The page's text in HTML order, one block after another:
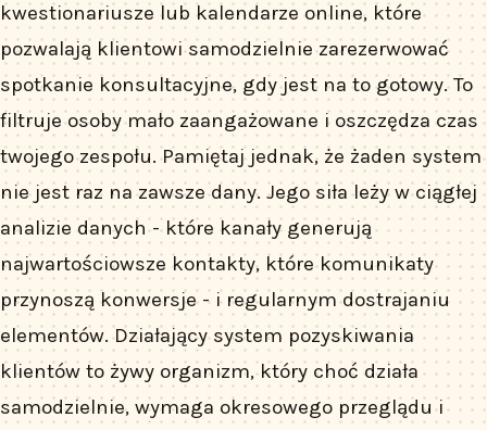
kwestionariusze lub kalendarze online, które
pozwalają klientowi samodzielnie zarezerwować
spotkanie konsultacyjne, gdy jest na to gotowy. To
filtruje osoby mało zaangażowane i oszczędza czas
twojego zespołu. Pamiętaj jednak, że żaden system
nie jest raz na zawsze dany. Jego siła leży w ciągłej
analizie danych - które kanały generują
najwartościowsze kontakty, które komunikaty
przynoszą konwersje - i regularnym dostrajaniu
elementów. Działający system pozyskiwania
klientów to żywy organizm, który choć działa
samodzielnie, wymaga okresowego przeglądu i